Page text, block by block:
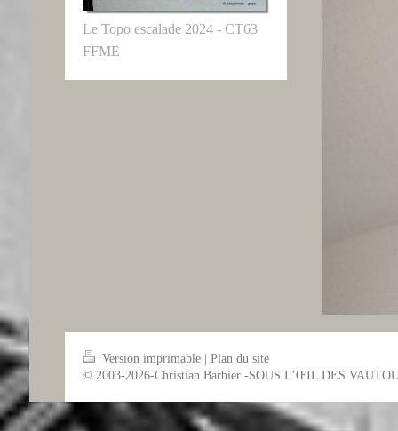
Le Topo escalade 2024 - CT63
FFME
Version imprimable
Plan du site
© 2003-2026-Christian Barbier -SOUS L’ŒIL DES